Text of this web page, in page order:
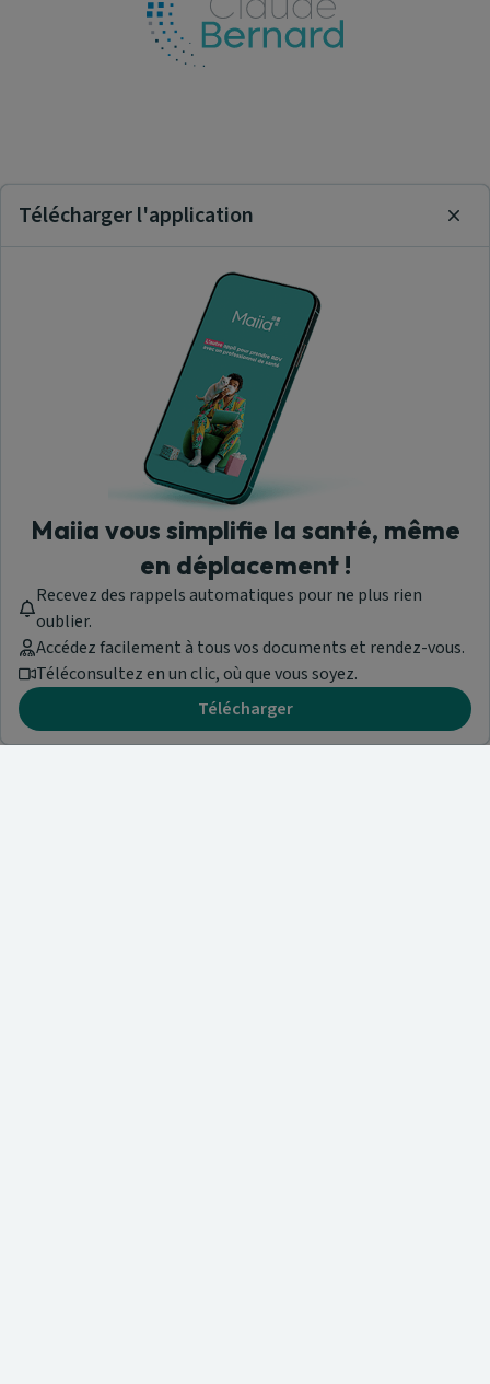
Télécharger l'application
Maiia vous simplifie la santé, même
en déplacement !
Recevez des rappels automatiques pour ne plus rien
oublier.
Accédez facilement à tous vos documents et rendez-vous.
Téléconsultez en un clic, où que vous soyez.
Télécharger